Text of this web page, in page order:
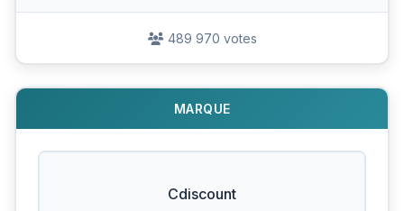
489 970 votes
MARQUE
Cdiscount